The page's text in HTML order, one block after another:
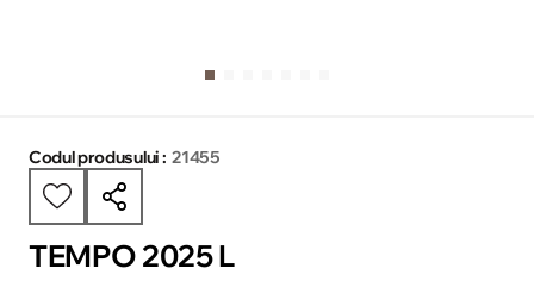
Codul produsului : 21455
TEMPO 2025 L